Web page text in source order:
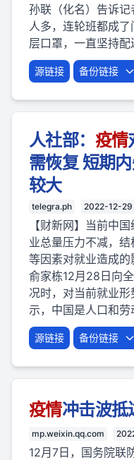
孙联（化名）告诉
人多，连轮班都成
层口罩，一直坚持配
源链接 备份链接
人社部： 疫情
需恢复 短期
较大
telegra.ph 2022-12-29
【财新网】当前中
业总量压力不减，结
等因素对就业造成
俞家栋12月28日向
况时，对当前就业
示，中国是人口和
源链接 备份链接
疫情冲击波抵
mp.weixin.qq.com
12月7日，国务院联